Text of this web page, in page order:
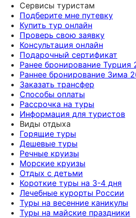
Сервисы туристам
Подберите мне путевку
Купить тур онлайн
Проверь свою заявку
Консультация онлайн
Подарочный сертификат
Ранее бронирование Турция
Раннее бронирование Зима
Заказать трансфер
Способы оплаты
Рассрочка на туры
Информация для туристов
Виды отдыха
Горящие туры
Дешевые туры
Речные круизы
Морские круизы
Отдых с детьми
Короткие туры на 3-4 дня
Лечебные курорты России
Туры на весенние каникулы
Туры на майские праздники